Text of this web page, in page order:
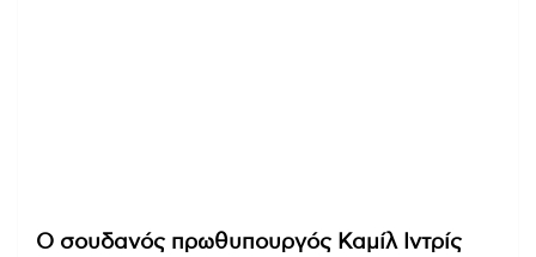
Ο σουδανός πρωθυπουργός Καμίλ Ιντρίς